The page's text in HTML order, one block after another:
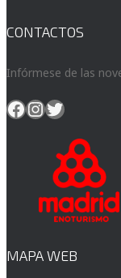
CONTACTOS
Infórmese de las
Facebook
Instagram
Twitter
MAPA WEB